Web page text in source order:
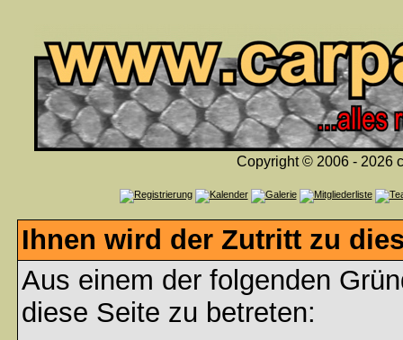
Copyright © 2006 - 2026
Ihnen wird der Zutritt zu
Aus einem der folgenden
diese Seite zu betreten: